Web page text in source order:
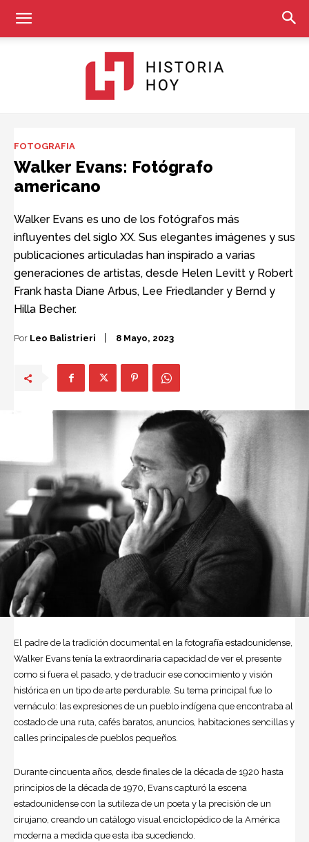
FOTOGRAFIA
Walker Evans: Fotógrafo
americano
Walker Evans es uno de los fotógrafos más
influyentes del siglo XX. Sus elegantes imágenes y sus
publicaciones articuladas han inspirado a varias
generaciones de artistas, desde Helen Levitt y Robert
Frank hasta Diane Arbus, Lee Friedlander y Bernd y
Hilla Becher.
Por Leo Balistrieri 8 Mayo, 2023
El padre de la tradición documental en la fotografía estadounidense,
Walker Evans tenía la extraordinaria capacidad de ver el presente
como si fuera el pasado, y de traducir ese conocimiento y visión
histórica en un tipo de arte perdurable. Su tema principal fue lo
vernáculo: las expresiones de un pueblo indígena que encontraba al
costado de una ruta, cafés baratos, anuncios, habitaciones sencillas y
calles principales de pueblos pequeños.
Durante cincuenta años, desde finales de la década de 1920 hasta
principios de la década de 1970, Evans capturó la escena
estadounidense con la sutileza de un poeta y la precisión de un
cirujano, creando un catálogo visual enciclopédico de la América
moderna a medida que esta iba sucediendo.